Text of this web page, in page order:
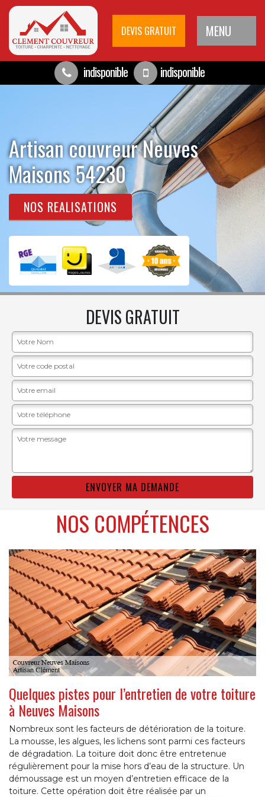
DEVIS GRATUIT MENU
indisponible indisponible
Artisan couvreur Neuves
Maisons 54230
NOS REALISATIONS
DEVIS GRATUIT
NOS COMPÉTENCES
Quelques pistes pour l’entretien de votre toiture
à Neuves Maisons
Nombreux sont les facteurs de détérioration de la toiture.
La mousse, les algues, les lichens sont parmi ces facteurs
de dégradation. La toiture doit donc être entretenue
régulièrement pour la mise hors d’eau de la structure. Un
démoussage est un moyen d’entretien efficace de la
toiture. Cette opération doit être réalisée par un